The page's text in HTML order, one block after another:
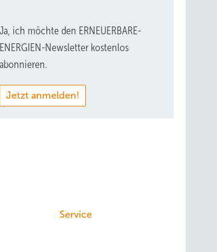
Ja, ich möchte den ERNEUERBARE-
ENERGIEN-Newsletter kostenlos
abonnieren.
Jetzt anmelden!
Service